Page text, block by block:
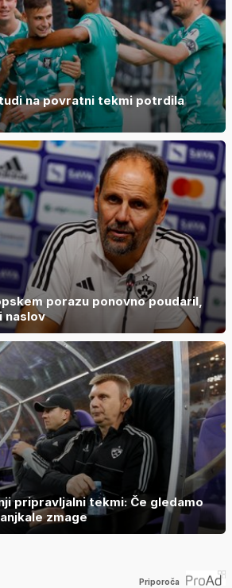
na povratni tekmi potrdila
porazu ponovno poudaril,
naslov
pripravljalni tekmi: Če gledamo
zmage
Priporoča